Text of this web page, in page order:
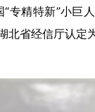
专精特新”小巨
北省经信厅认定